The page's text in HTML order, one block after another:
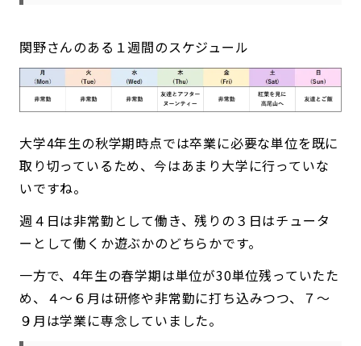
関野さんのある１週間のスケジュール
大学4年生の秋学期時点では卒業に必要な単位を既に
取り切っているため、今はあまり大学に行っていな
いですね。
週４日は非常勤として働き、残りの３日はチュータ
ーとして働くか遊ぶかのどちらかです。
一方で、4年生の春学期は単位が30単位残っていたた
め、４～６月は研修や非常勤に打ち込みつつ、７～
９月は学業に専念していました。